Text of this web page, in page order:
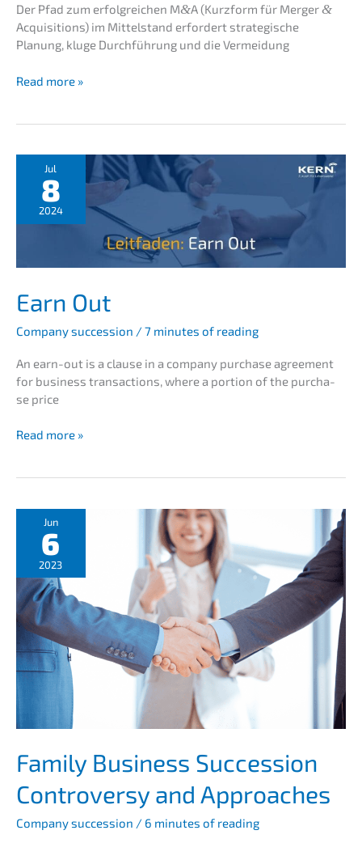
Der Pfad zum erfolg­rei­chen M&A (Kurzform für Merger&
Acqui­si­ti­ons) im Mittel­stand erfor­dert strate­gi­sche
Planung, kluge Durch­füh­rung und die Vermeidung
Selling
compa­
success
factors,
common
practi­
cal
tips
Read more »
Jul
8
2024
Earn Out
Compa­ny succes­si­on / 7 minutes of reading
An earn-out is a clause in a compa­ny purcha­se agree­ment
for business transac­tions, where a porti­on of the purcha­
se price
Earn
Read more »
Jun
6
2023
Family Business Succes­si­on
Contro­ver­sy and Approaches
Compa­ny succes­si­on / 6 minutes of reading